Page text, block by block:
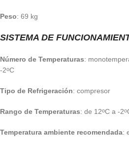
Peso: 69 kg
SISTEMA DE
Número de Temperaturas:
-2oC
Tipo de Refrigeración: compresor
Rango de Temperaturas: de 12oC a -2o
Temperatura ambiente recomendada: